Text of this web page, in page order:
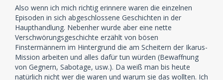
Also wenn ich mich richtig erinnere waren die einzelnen
Episoden in sich abgeschlossene Geschichten in der
Haupthandlung. Nebenher wurde aber eine nette
Verschwörungsgeschichte erzählt von bösen
Finstermännern im Hintergrund die am Scheitern der Ikarus-
Mission arbeiten und alles dafür tun würden (Bewaffnung
von Gegnern, Sabotage, usw.). Da weiß man bis heute
natürlich nicht wer die waren und warum sie das wollten. Ich